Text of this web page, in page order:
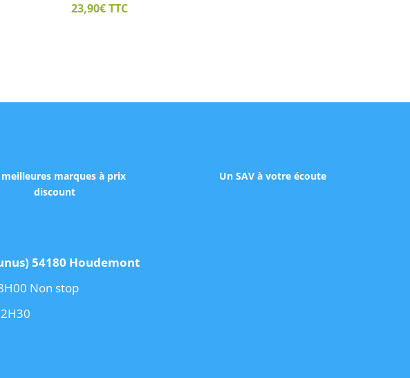
23,90€TTC
meilleures marques à prix
discount
Un SAV à votre écoute
54180 Houdemont
Non stop